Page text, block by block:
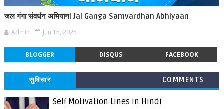
जल गंगा संवर्धन अभियान| Jal Ganga Samvardhan Abhiyaan
Admin Jun 15, 2025
BLOGGER DISQUS FACEBOOK
सुविचार COMMENTS
Self Motivation Lines in Hindi